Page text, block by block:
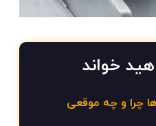
خواند
چرا و چه موقعی